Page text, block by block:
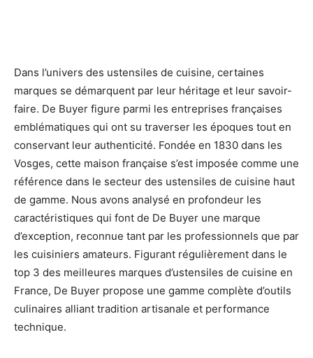
Dans l’univers des ustensiles de cuisine, certaines
marques se démarquent par leur héritage et leur savoir-
faire. De Buyer figure parmi les entreprises françaises
emblématiques qui ont su traverser les époques tout en
conservant leur authenticité. Fondée en 1830 dans les
Vosges, cette maison française s’est imposée comme une
référence dans le secteur des ustensiles de cuisine haut
de gamme. Nous avons analysé en profondeur les
caractéristiques qui font de De Buyer une marque
d’exception, reconnue tant par les professionnels que par
les cuisiniers amateurs. Figurant régulièrement dans le
top 3 des meilleures marques d’ustensiles de cuisine en
France, De Buyer propose une gamme complète d’outils
culinaires alliant tradition artisanale et performance
technique.